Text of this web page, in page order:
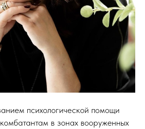
психологической помощи
в зонах вооруженных